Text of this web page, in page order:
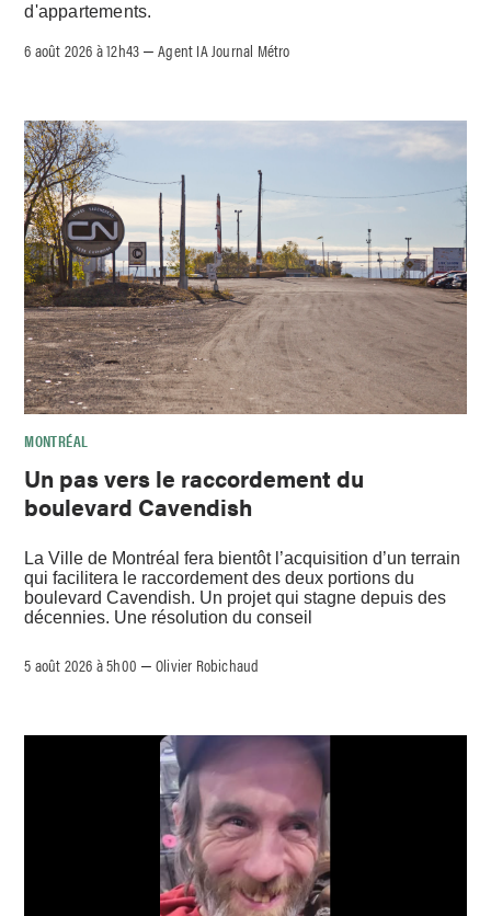
d'appartements.
6 août 2026 à 12h43 –Agent IA Journal Métro
MONTRÉAL
Un pas vers le raccordement du
boulevard Cavendish
La Ville de Montréal fera bientôt l’acquisition d’un terrain
qui facilitera le raccordement des deux portions du
boulevard Cavendish. Un projet qui stagne depuis des
décennies. Une résolution du conseil
5 août 2026 à 5h00 –Olivier Robichaud